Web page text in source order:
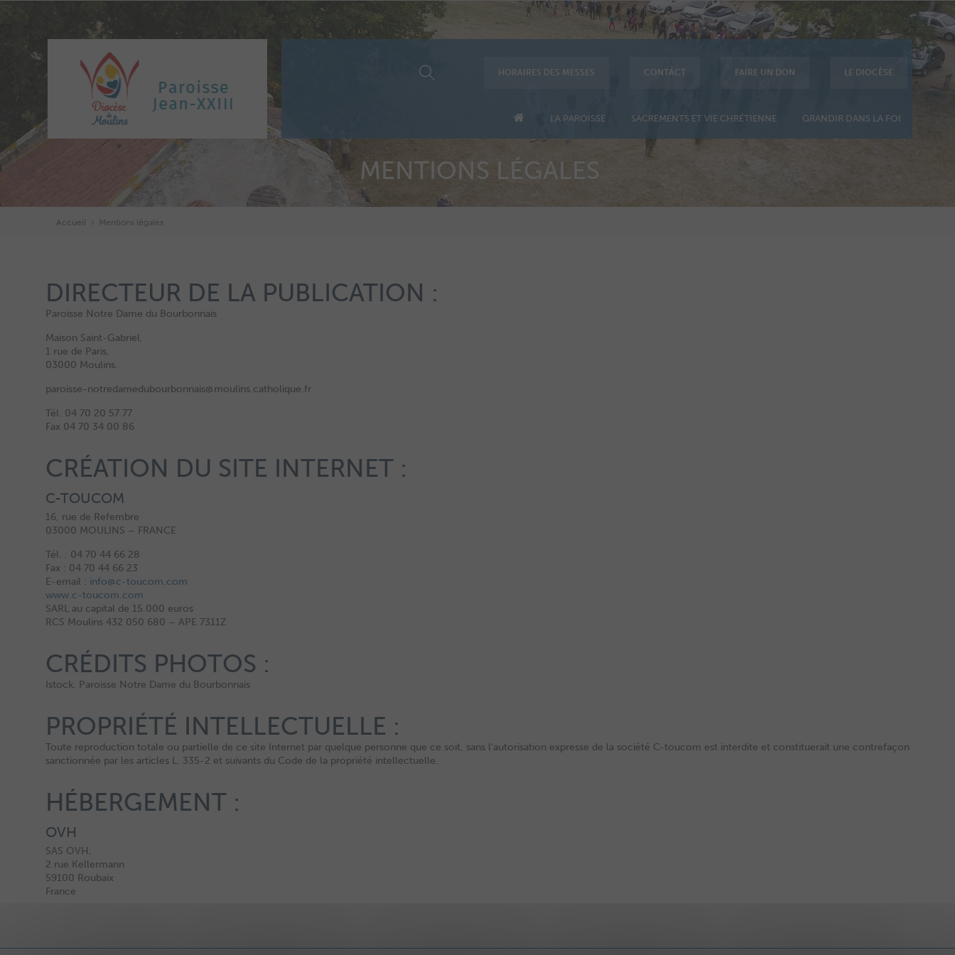
HORAIRES DES MESSES CONTACT FAIRE UN DON LE DIOCÈSE
LA PAROISSE SACREMENTS ET VIE CHRÉTIENNE GRANDIR DANS LA FOI
MENTIONS LÉGALES
Accueil Mentions légales
DIRECTEUR DE LA PUBLICATION :
Paroisse Notre Dame du Bourbonnais
Maison Saint-Gabriel,
1 rue de Paris,
03000 Moulins.
paroisse-notredamedubourbonnais@moulins.catholique.fr
Tél. 04 70 20 57 77
Fax 04 70 34 00 86
CRÉATION DU SITE INTERNET :
C-TOUCOM
16, rue de Refembre
03000 MOULINS – FRANCE
Tél. : 04 70 44 66 28
Fax : 04 70 44 66 23
E-email : info@c-toucom.com
www.c-toucom.com
SARL au capital de 15.000 euros
RCS Moulins 432 050 680 – APE 7311Z
CRÉDITS PHOTOS :
Istock, Paroisse Notre Dame du Bourbonnais
PROPRIÉTÉ INTELLECTUELLE :
Toute reproduction totale ou partielle de ce site Internet par quelque personne que ce soit, sans l’autorisation expresse de la société C-toucom est interdite et constituerait une contrefaçon
sanctionnée par les articles L. 335-2 et suivants du Code de la propriété intellectuelle.
HÉBERGEMENT :
OVH
SAS OVH,
2 rue Kellermann
59100 Roubaix
France